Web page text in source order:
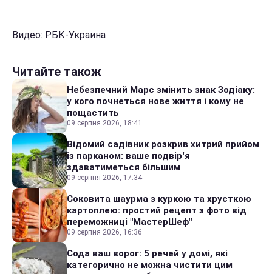
Видео: РБК-Украина
Читайте також
Небезпечний Марс змінить знак Зодіаку:
у кого почнеться нове життя і кому не
пощастить
09 серпня 2026, 18:41
Відомий садівник розкрив хитрий прийом
із парканом: ваше подвір'я
здаватиметься більшим
09 серпня 2026, 17:34
Соковита шаурма з куркою та хрусткою
картоплею: простий рецепт з фото від
переможниці "МастерШеф"
09 серпня 2026, 16:36
Сода ваш ворог: 5 речей у домі, які
категорично не можна чистити цим